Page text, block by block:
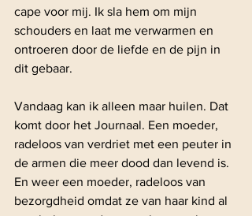
cape voor mij. Ik sla hem om mijn
schouders en laat me verwarmen en
ontroeren door de liefde en de pijn in
dit gebaar.
Vandaag kan ik alleen maar huilen. Dat
komt door het Journaal. Een moeder,
radeloos van verdriet met een peuter in
de armen die meer dood dan levend is.
En weer een moeder, radeloos van
bezorgdheid omdat ze van haar kind al